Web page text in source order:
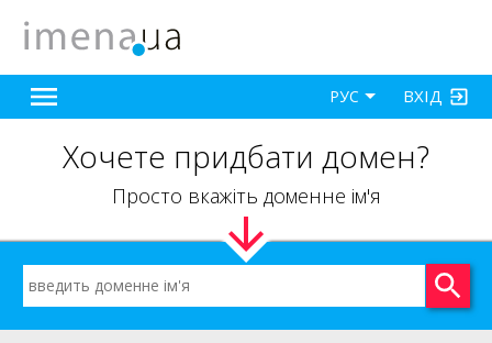
ВХІД
РУС
Хочете придбати домен?
Просто вкажіть доменне ім'я